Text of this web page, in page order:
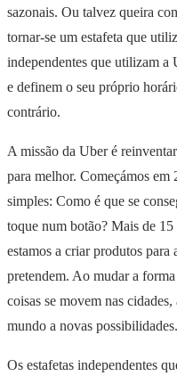
sazonais. Ou talvez queira
tornar-se um estafeta que
independentes que utilizam a
e definem o seu próprio
contrário.
A missão da Uber é
para melhor. Começámos
simples: Como é que se
toque num botão? Mais de
estamos a criar produtos para
pretendem. Ao mudar a forma
coisas se movem nas
mundo a novas possibilidades.
Os estafetas independentes